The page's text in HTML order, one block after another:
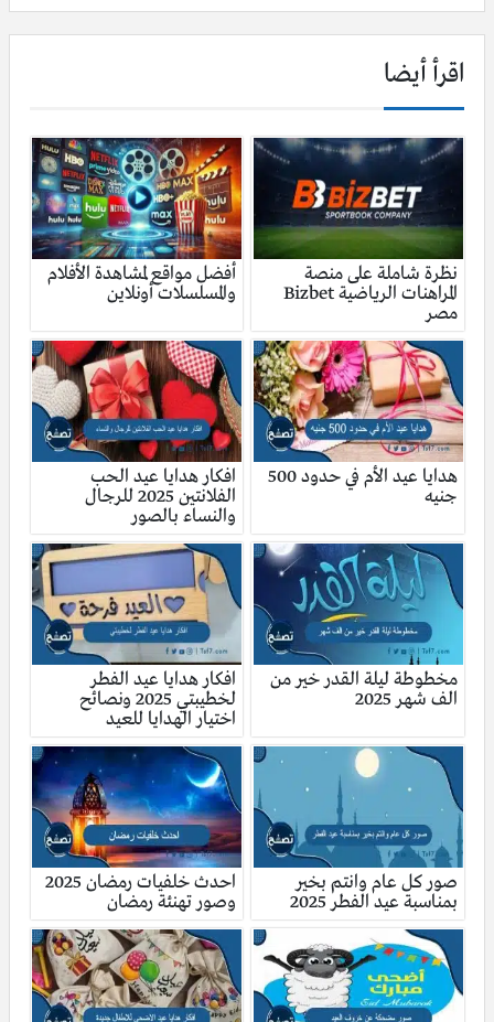
اقرأ أيضا
نظرة شاملة على منصة
المراهنات الرياضية Bizbet
مصر
أفضل مواقع لمشاهدة الأفلام
والمسلسلات أونلاين
هدايا عيد الأم في حدود 500
جنيه
افكار هدايا عيد الحب
الفلانتين 2025 للرجال
والنساء بالصور
مخطوطة ليلة القدر خير من
الف شهر 2025
افكار هدايا عيد الفطر
لخطيبتي 2025 ونصائح
اختيار الهدايا للعيد
صور كل عام وانتم بخير
بمناسبة عيد الفطر 2025
احدث خلفيات رمضان 2025
وصور تهنئة رمضان